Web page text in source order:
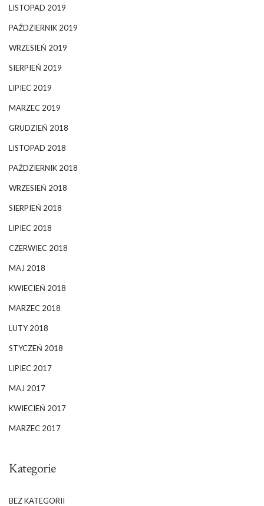
LISTOPAD 2019
PAŹDZIERNIK 2019
WRZESIEŃ 2019
SIERPIEŃ 2019
LIPIEC 2019
MARZEC 2019
GRUDZIEŃ 2018
LISTOPAD 2018
PAŹDZIERNIK 2018
WRZESIEŃ 2018
SIERPIEŃ 2018
LIPIEC 2018
CZERWIEC 2018
MAJ 2018
KWIECIEŃ 2018
MARZEC 2018
LUTY 2018
STYCZEŃ 2018
LIPIEC 2017
MAJ 2017
KWIECIEŃ 2017
MARZEC 2017
Kategorie
BEZ KATEGORII